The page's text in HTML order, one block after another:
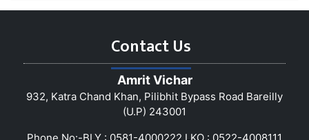
Contact Us
Amrit Vichar
932, Katra Chand Khan, Pilibhit Bypass Road Bareilly
(U.P) 243001
Phone No:-BLY : 0581-4000222 LKO : 0522-4008111